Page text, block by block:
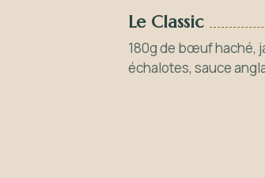
Le Classic
180g de bœuf haché,
échalotes, sauce